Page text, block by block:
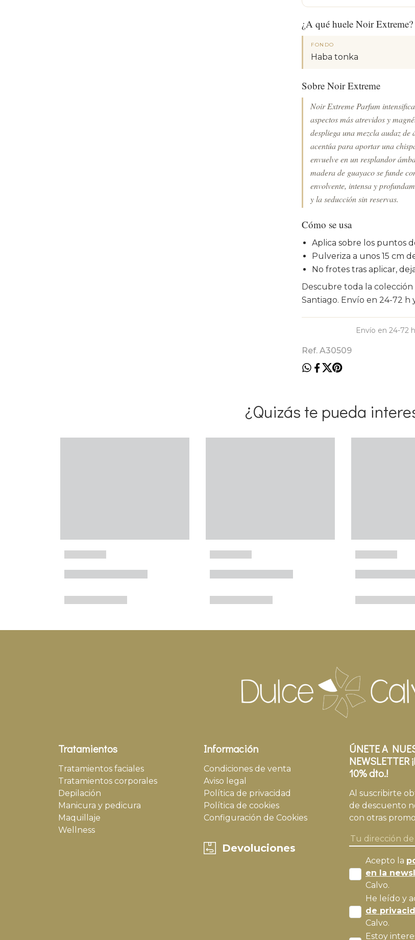
¿A qué huele Noir Extreme?
FONDO
Haba tonka
Sobre Noir Extreme
Noir Extreme Parfum
aspectos más atrevidos y
despliega una mezcla audaz
acentúa para aportar una
envuelve en un resplandor
madera de guayaco se funde
envolvente, intensa y
y la seducción sin reservas.
Cómo se usa
Aplica sobre los puntos
Pulveriza a unos 15 cm
No frotes tras aplicar,
Descubre toda la colección
Santiago. Envío en 24-72 h
Envío en 24-72
Ref. A30509
¿Quizás te pueda
Tratamientos
Tratamientos faciales
Tratamientos corporales
Depilación
Manicura y pedicura
Maquillaje
Wellness
Información
Condiciones de venta
Aviso legal
Política de privacidad
Política de cookies
Configuración de Cookies
Devoluciones
ÚNETE A
10% dto.!
Al suscribirte
de descuento
con otras
Acepto la
en la
Calvo.
He leído y
de
Calvo.
Estoy